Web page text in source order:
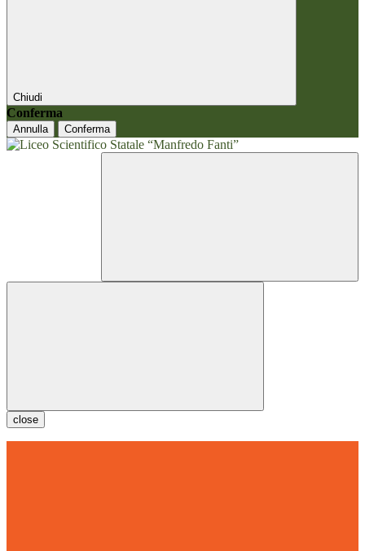
Chiudi
Conferma
Annulla Conferma
close